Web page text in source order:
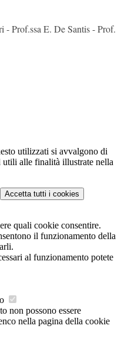
- Prof.ssa E. De Santis - Prof.
utilizzati si avvalgono di
utili alle finalità illustrate nella
Accetta tutti i cookies
quali cookie consentire.
il funzionamento della
al funzionamento potete
non possono essere
nella pagina della cookie